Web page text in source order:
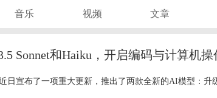
音乐 视频 文章
Sonnet和Haiku，开启编码与计算机
日宣布了一项重大更新，推出了两款全新的AI模型：升